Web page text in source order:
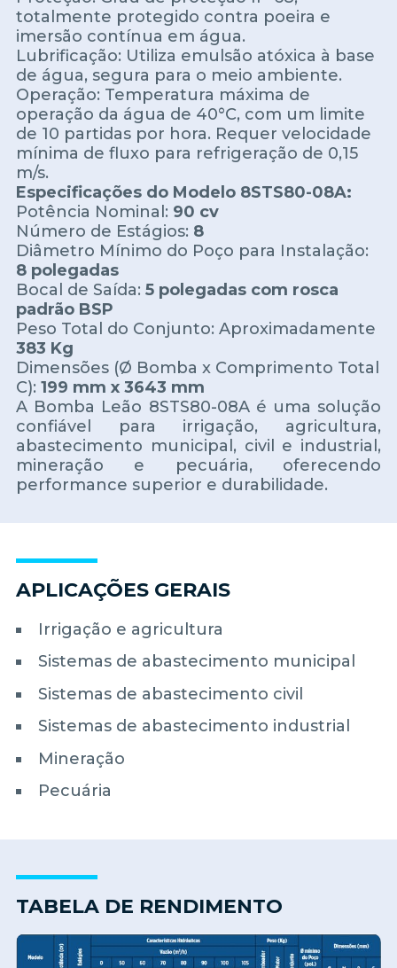
totalmente protegido contra poeira e
imersão contínua em água.
Lubrificação: Utiliza emulsão atóxica à base
de água, segura para o meio ambiente.
Operação: Temperatura máxima de
operação da água de 40°C, com um limite
de 10 partidas por hora. Requer velocidade
mínima de fluxo para refrigeração de 0,15
m/s.
Especificações do Modelo 8STS80-08A:
Potência Nominal: 90 cv
Número de Estágios: 8
Diâmetro Mínimo do Poço para Instalação:
8 polegadas
Bocal de Saída: 5 polegadas com rosca
padrão BSP
Peso Total do Conjunto: Aproximadamente
383 Kg
Dimensões (Ø Bomba x Comprimento Total
C): 199 mm x 3643 mm
A Bomba Leão 8STS80-08A é uma solução
confiável para irrigação, agricultura,
abastecimento municipal, civil e industrial,
mineração e pecuária, oferecendo
performance superior e durabilidade.
APLICAÇÕES GERAIS
Irrigação e agricultura
Sistemas de abastecimento municipal
Sistemas de abastecimento civil
Sistemas de abastecimento industrial
Mineração
Pecuária
TABELA DE RENDIMENTO